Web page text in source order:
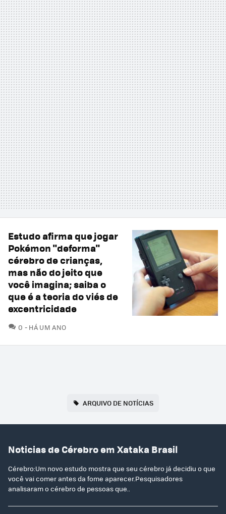
Estudo afirma que jogar
Pokémon "deforma"
cérebro de crianças,
mas não do jeito que
você imagina; saiba o
que é a teoria do viés de
excentricidade
0 COMENTÁRIOS
HÁ UM ANO
ARQUIVO DE NOTÍCIAS
Noticias de Cérebro em Xataka Brasil
Cérebro:Um novo estudo mostra que seu cérebro já decidiu o que
você vai comer antes da fome aparecer.Pesquisadores
analisaram o cérebro de pessoas que..